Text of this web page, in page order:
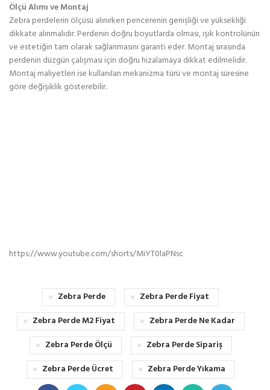
Ölçü Alımı ve Montaj
Zebra perdelerin ölçüsü alınırken pencerenin genişliği ve yüksekliği
dikkate alınmalıdır. Perdenin doğru boyutlarda olması, ışık kontrolünün
ve estetiğin tam olarak sağlanmasını garanti eder. Montaj sırasında
perdenin düzgün çalışması için doğru hizalamaya dikkat edilmelidir.
Montaj maliyetleri ise kullanılan mekanizma türü ve montaj süresine
göre değişiklik gösterebilir.
https://www.youtube.com/shorts/MiYT0laPNsc
Zebra Perde
Zebra Perde Fiyat
Zebra Perde M2 Fiyat
Zebra Perde Ne Kadar
Zebra Perde Ölçü
Zebra Perde Sipariş
Zebra Perde Ücret
Zebra Perde Yıkama